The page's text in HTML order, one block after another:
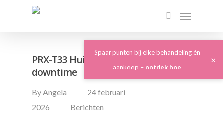
PRX-T33 Huidverbetering zonder
downtime
ByAngela
24 februari
2026
Berichten
Spaar punten bij elke behandeling én
aankoop – ontdek hoe
×